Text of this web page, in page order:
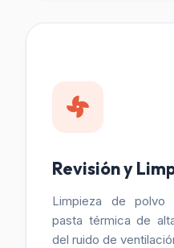
Revisión y
Limpieza de polvo
pasta térmica de
del ruido de